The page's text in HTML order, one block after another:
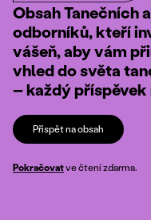
Obsah Tanečních
odborníků, kteří
vášeň, aby vám
vhled do světa
– každý příspěvek
Přispět na obsah
Pokračovatve čtení zdarma.